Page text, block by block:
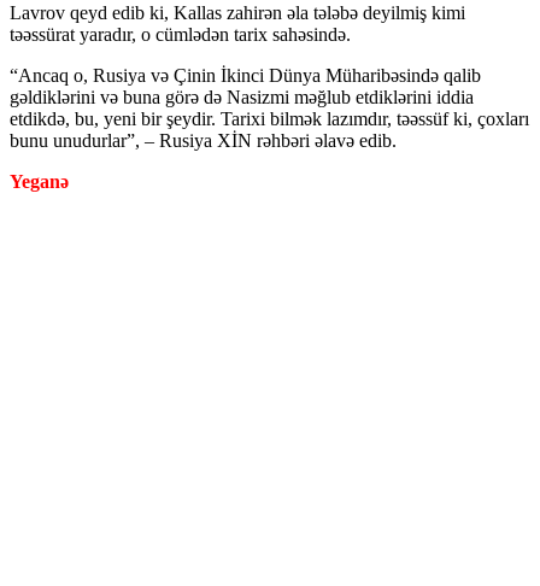
Lavrov qeyd edib ki, Kallas zahirən əla tələbə deyilmiş kimi
təəssürat yaradır, o cümlədən tarix sahəsində.
“Ancaq o, Rusiya və Çinin İkinci Dünya Müharibəsində qalib
gəldiklərini və buna görə də Nasizmi məğlub etdiklərini iddia
etdikdə, bu, yeni bir şeydir. Tarixi bilmək lazımdır, təəssüf ki, çoxları
bunu unudurlar”, – Rusiya XİN rəhbəri əlavə edib.
Yeganə